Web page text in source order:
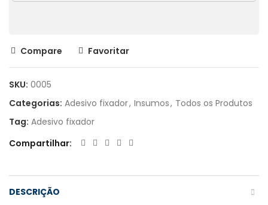
Compare Favoritar
SKU: 0005
Categorias: Adesivo fixador, Insumos, Todos os Produtos
Tag: Adesivo fixador
Compartilhar
DESCRIÇÃO